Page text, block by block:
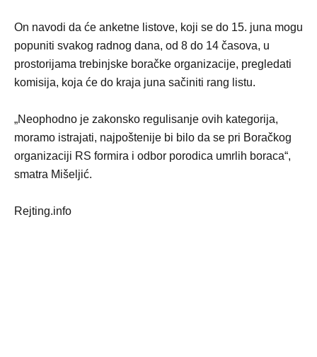
On navodi da će anketne listove, koji se do 15. juna mogu
popuniti svakog radnog dana, od 8 do 14 časova, u
prostorijama trebinjske boračke organizacije, pregledati
komisija, koja će do kraja juna sačiniti rang listu.
„Neophodno je zakonsko regulisanje ovih kategorija,
moramo istrajati, najpoštenije bi bilo da se pri Boračkog
organizaciji RS formira i odbor porodica umrlih boraca“,
smatra Mišeljić.
Rejting.info